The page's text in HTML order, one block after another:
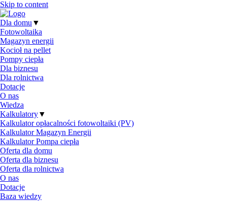
Skip to content
Dla domu ▼
Fotowoltaika
Magazyn energii
Kocioł na pellet
Pompy ciepła
Dla biznesu
Dla rolnictwa
Dotacje
O nas
Wiedza
Kalkulatory▼
Kalkulator opłacalności fotowoltaiki (PV)
Kalkulator Magazyn Energii
Kalkulator Pompa ciepła
Oferta dla domu
Oferta dla biznesu
Oferta dla rolnictwa
O nas
Dotacje
Baza wiedzy